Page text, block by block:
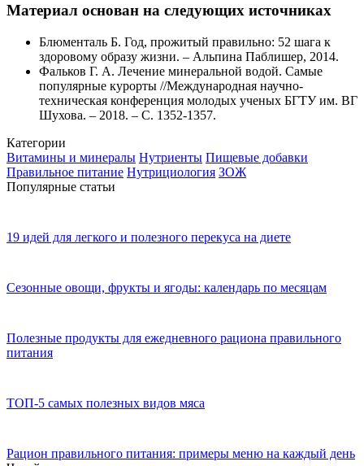
Материал основан на следующих источниках
Блюменталь Б. Год, прожитый правильно: 52 шага к
здоровому образу жизни. – Альпина Паблишер, 2014.
Фальков Г. А. Лечение минеральной водой. Самые
популярные курорты //Международная научно-
техническая конференция молодых ученых БГТУ им. ВГ
Шухова. – 2018. – С. 1352-1357.
Категории
Витамины и минералы Нутриенты Пищевые добавки
Правильное питание Нутрициология ЗОЖ
Популярные статьи
19 идей для легкого и полезного перекуса на диете
Сезонные овощи, фрукты и ягоды: календарь по месяцам
Полезные продукты для ежедневного рациона правильного
питания
ТОП-5 самых полезных видов мяса
Рацион правильного питания: примеры меню на каждый день